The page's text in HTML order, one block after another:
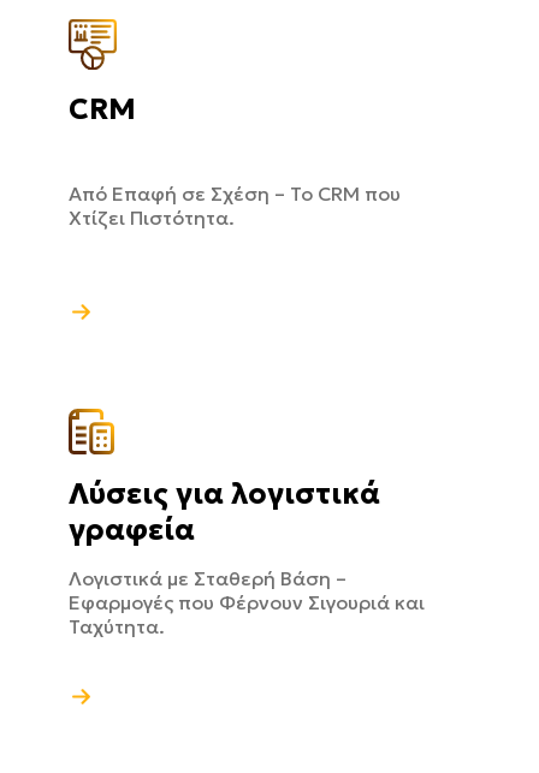
CRM
Από Επαφή σε Σχέση – Το CRM που
Χτίζει Πιστότητα.
Λύσεις για λογιστικά
γραφεία
Λογιστικά με Σταθερή Βάση –
Εφαρμογές που Φέρνουν Σιγουριά και
Ταχύτητα.